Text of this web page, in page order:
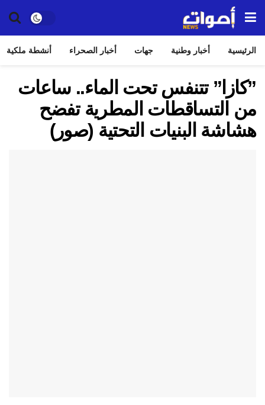
الرئيسية أخبار وطنية جهات أخبار الصحراء أنشطة ملكية
”كازا” تتنفس تحت الماء.. ساعات
من التساقطات المطرية تفضح
هشاشة البنيات التحتية (صور)